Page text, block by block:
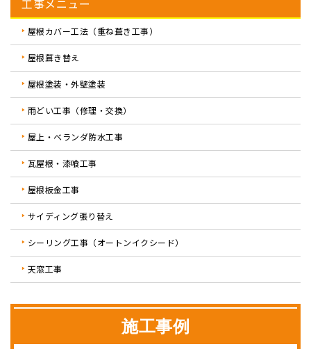
工事メニュー
屋根カバー工法（重ね葺き工事）
屋根葺き替え
屋根塗装・外壁塗装
雨どい工事（修理・交換）
屋上・ベランダ防水工事
瓦屋根・漆喰工事
屋根板金工事
サイディング張り替え
シーリング工事（オートンイクシード）
天窓工事
施工事例